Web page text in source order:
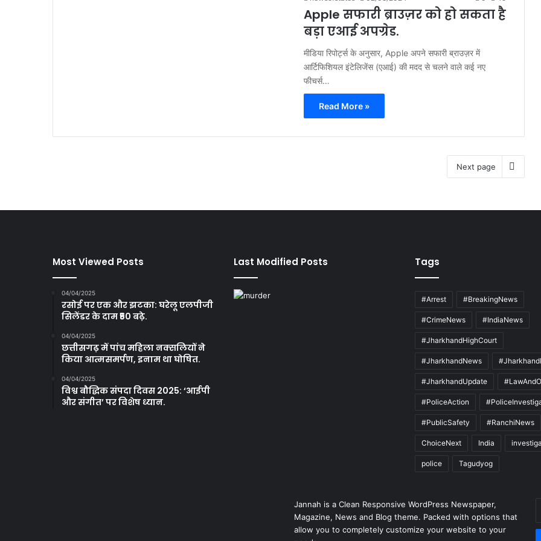
Apple सफारी ब्राउज़र को हो सकता है
बड़ा एआई अपग्रेड.
मीडिया रिपोर्ट्स के अनुसार, Apple अपने सफारी ब्राउज़र में
आर्टिफिशियल इंटेलिजेंस (एआई) की मदद से चलने वाले कई नए
फीचर्स…
Read More »
Next page
Most Viewed Posts
04/04/2025
रसोई पर एक और झटका: घरेलू एलपीजी
सिलेंडर के दाम ₹50 बढ़े.
04/04/2025
छत्तीसगढ़ में पांच महिला नक्सलियों ने
किया आत्मसमर्पण, इनाम था घोषित.
04/04/2025
विश्व बौद्धिक संपदा दिवस 2025: ‘आईपी
और संगीत’ पर विशेष ध्यान.
Last Modified Posts Tags
#Arrest #BreakingNews
#CrimeNews #IndiaNews
#JharkhandHighCourt
#JharkhandNews
#JharkhandUpdate
#PoliceAction
#PublicSafety #RanchiNews
ChoiceNext India
police Tagudyog
Jannah is a Clean Responsive WordPress Newspaper,
Magazine, News and Blog theme. Packed with options that
allow you to completely customize your website to your